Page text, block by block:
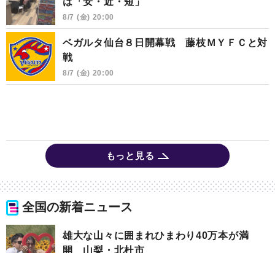
8/7 (金) 20:00
ベガルタ仙台８日開幕戦 藤枝ＭＹＦＣと対
戦
8/7 (金) 20:00
もっと見る
全国の新着ニュース
雄大な山々に囲まれひまわり40万本が満
開 山梨・北杜市